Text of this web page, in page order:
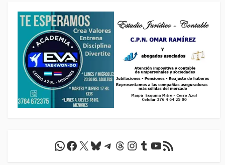
WhatsApp
Facebook
X Bluesky
Telegram
Threads
Instagram
Tumblr
YouTube
Feed RSS